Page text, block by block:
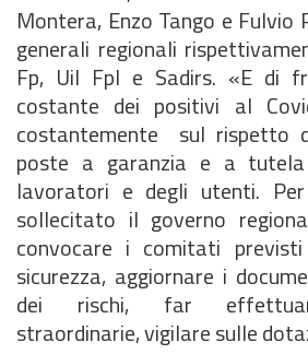
Montera, Enzo Tango e Fulvio
generali regionali
Fp, Uil Fpl e Sadirs. «E di
costante dei positivi al
costantemente sul rispetto
poste a garanzia e a
lavoratori e degli utenti.
sollecitato il governo
convocare i comitati
sicurezza, aggiornare i
dei rischi, far
straordinarie, vigilare sulle